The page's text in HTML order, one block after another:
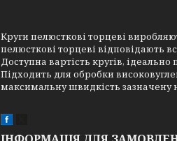
Круги пелюсткові торцеві
пелюсткові торцеві відповідають
Доступна вартість кругів,
Підходить для обробки
максимальну швидкість зазначену